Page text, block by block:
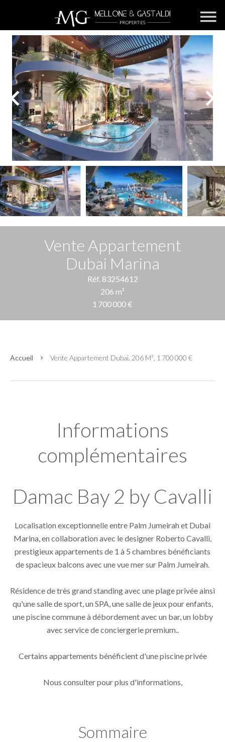
Vente Appartement
Dubai Marina
Réf. 83254612
206 m²
1 700 000 €
Accueil Vente Appartement Dubai, 206 M², 1 700 000 €
Informations
complémentaires
Damac Bay 2 by Cavalli
Localisation exceptionnelle entre Palm Jumeirah et Dubai
Marina, en collaboration avec le designer Roberto Cavalli,
prestigieux appartements de 1 à 5 chambres bénéficiants
de spacieux balcons avec une vue mer sur Palm Jumeirah.
Résidence de très grand standing avec une plage privée ainsi
qu'une salle de sport, un SPA, une salle de jeux pour enfants,
une piscine commune à débordement avec un bar, un lobby
avec service de conciergerie premium..
Certains appartements bénéficient d'une piscine privée
Nous consulter pour plus d'informations,
Sommaire